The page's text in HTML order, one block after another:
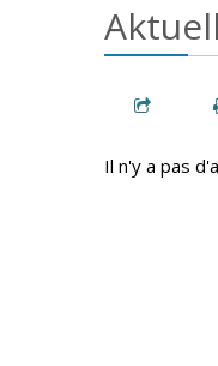
Il n'y a pas